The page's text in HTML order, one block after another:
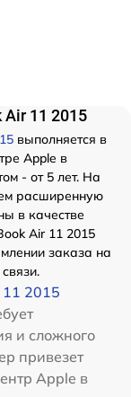
11 2015
выполняется в
Apple в
- от 5 лет. На
расширенную
в качестве
Air 11 2015
заказа на
11 2015
и сложного
привезет
Apple в